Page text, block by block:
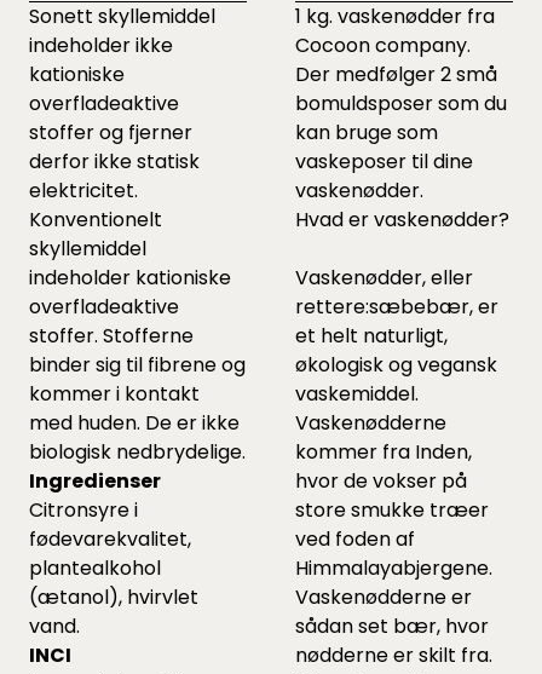
Sonett skyllemiddel
indeholder ikke
kationiske
overfladeaktive
stoffer og fjerner
derfor ikke statisk
elektricitet.
Konventionelt
skyllemiddel
indeholder kationiske
overfladeaktive
stoffer. Stofferne
binder sig til fibrene og
kommer i kontakt
med huden. De er ikke
biologisk nedbrydelige.
Ingredienser
Citronsyre i
fødevarekvalitet,
plantealkohol
(ætanol), hvirvlet
vand.
INCI
1 kg. vaskenødder fra
Cocoon company.
Der medfølger 2 små
bomuldsposer som du
kan bruge som
vaskeposer til dine
vaskenødder.
Hvad er vaskenødder?
Vaskenødder, eller
rettere:sæbebær, er
et helt naturligt,
økologisk og vegansk
vaskemiddel.
Vaskenødderne
kommer fra Inden,
hvor de vokser på
store smukke træer
ved foden af
Himmalayabjergene.
Vaskenødderne er
sådan set bær, hvor
nødderne er skilt fra.